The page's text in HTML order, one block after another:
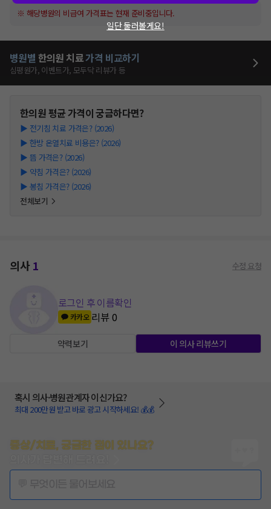
※ 해당병원의 비급여 가격표는 현재 준비중입니다.
병원별 한의원 치료가격 비교하기
심평원가, 이벤트가, 모두닥 리뷰가 등
한의원평균 가격이 궁금하다면?
▶ 전기침 치료 가격은? (2026)
▶ 한방 온열치료 비용은? (2026)
▶ 뜸 가격은? (2026)
▶ 약침 가격은? (2026)
▶ 봉침 가격은? (2026)
전체보기
의사1 수정 요청
로그인 후 이름확인
카카오 리뷰0
약력보기 이 의사 리뷰쓰기
혹시 의사·병원관계자 이신가요?
최대 200만원 받고 바로 광고 시작하세요! 💰💰
증상/치료, 궁금한 점이 있나요?
일단 둘러볼게요!